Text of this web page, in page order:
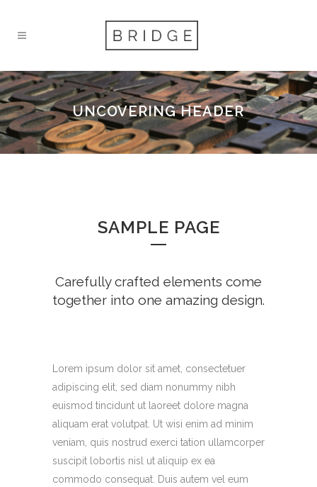
UNCOVERING HEADER
SAMPLE PAGE
Carefully crafted elements come
together into one amazing design.
Lorem ipsum dolor sit amet, consectetuer
adipiscing elit, sed diam nonummy nibh
euismod tincidunt ut laoreet dolore magna
aliquam erat volutpat. Ut wisi enim ad minim
veniam, quis nostrud exerci tation ullamcorper
suscipit lobortis nisl ut aliquip ex ea
commodo consequat. Duis autem vel eum